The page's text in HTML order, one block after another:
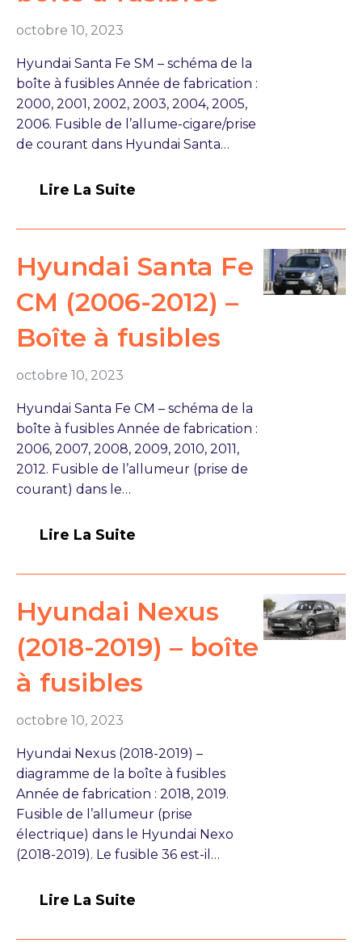
octobre 10, 2023
Hyundai Santa Fe SM – schéma de la
boîte à fusibles Année de fabrication :
2000, 2001, 2002, 2003, 2004, 2005,
2006. Fusible de l’allume-cigare/prise
de courant dans Hyundai Santa…
Lire La Suite
Hyundai Santa Fe
CM (2006-2012) –
Boîte à fusibles
octobre 10, 2023
Hyundai Santa Fe CM – schéma de la
boîte à fusibles Année de fabrication :
2006, 2007, 2008, 2009, 2010, 2011,
2012. Fusible de l’allumeur (prise de
courant) dans le…
Lire La Suite
Hyundai Nexus
(2018-2019) – boîte
à fusibles
octobre 10, 2023
Hyundai Nexus (2018-2019) –
diagramme de la boîte à fusibles
Année de fabrication : 2018, 2019.
Fusible de l’allumeur (prise
électrique) dans le Hyundai Nexo
(2018-2019). Le fusible 36 est-il…
Lire La Suite